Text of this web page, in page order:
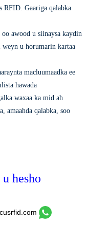
RFID. Gaariga qalabka
awood u siinaysa kaydin
weyn u horumarin kartaa
macluumaadka ee
hawada
waxaa ka mid ah
amaahda qalabka, soo
hesho